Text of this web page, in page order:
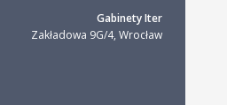
Gabinety Iter
Zakładowa 9G/4,Wrocław